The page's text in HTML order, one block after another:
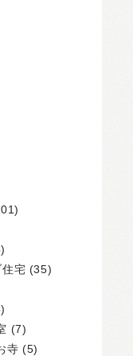
宅 (35)
(7)
寺 (5)